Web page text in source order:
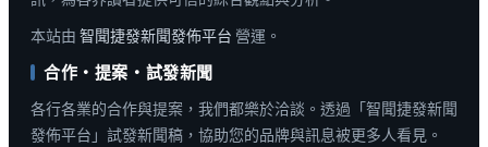
本站由 智聞捷發新聞發佈平台 營運。
合作・提案・試發新聞
各行各業的合作與提案，我們都樂於洽談。透過「智聞捷發新聞
發佈平台」試發新聞稿，協助您的品牌與訊息被更多人看見。